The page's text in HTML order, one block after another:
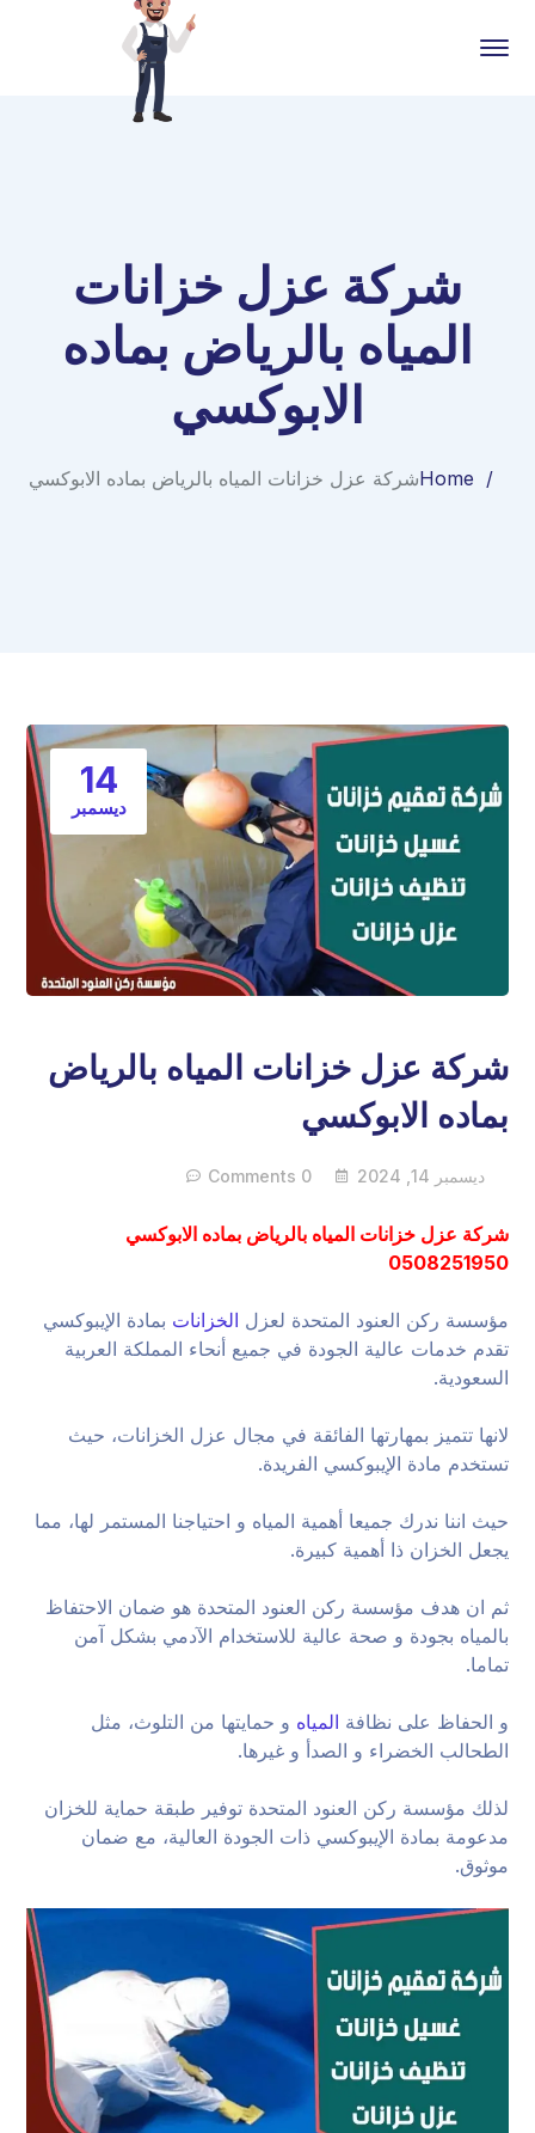
شركة عزل خزانات
المياه بالرياض بماده
الابوكسي
Homeشركة عزل خزانات المياه بالرياض بماده الابوكسي
14
ديسمبر
شركة عزل خزانات المياه بالرياض
بماده الابوكسي
ديسمبر 14, 2024 0 Comments
شركة عزل خزانات المياه بالرياض بماده الابوكسي
0508251950
مؤسسة ركن العنود المتحدة لعزل الخزانات بمادة الإيبوكسي
تقدم خدمات عالية الجودة في جميع أنحاء المملكة العربية
السعودية.
لانها تتميز بمهارتها الفائقة في مجال عزل الخزانات، حيث
تستخدم مادة الإيبوكسي الفريدة.
حيث اننا ندرك جميعا أهمية المياه و احتياجنا المستمر لها، مما
يجعل الخزان ذا أهمية كبيرة.
ثم ان هدف مؤسسة ركن العنود المتحدة هو ضمان الاحتفاظ
بالمياه بجودة و صحة عالية للاستخدام الآدمي بشكل آمن
تماما.
و الحفاظ على نظافة المياه و حمايتها من التلوث، مثل
الطحالب الخضراء و الصدأ و غيرها.
لذلك مؤسسة ركن العنود المتحدة توفير طبقة حماية للخزان
مدعومة بمادة الإيبوكسي ذات الجودة العالية، مع ضمان
موثوق.